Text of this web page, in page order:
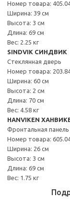
Номер товара:
Ширина: 39 см
Высота: 3 см
Длина: 69 см
Вес: 2.25 кг
SINDVIK СИНДВИК
Стеклянная дверь
Номер товара:
Ширина: 60 см
Высота: 2 см
Длина: 70 см
Вес: 4.58 кг
HANVIKEN
Фронтальная
Номер товара:
Ширина: 26 см
Высота: 3 см
Длина: 69 см
Вес: 1.75 кг